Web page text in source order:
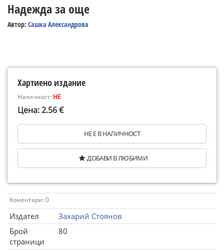
Надежда за още
Автор: Сашка Александрова
Хартиено издание
Наличност: НЕ
Цена: 2.56 €
НЕ Е В НАЛИЧНОСТ
ДОБАВИ В ЛЮБИМИ
Коментари: 0
Издател
Захарий Стоянов
Брой
страници
80